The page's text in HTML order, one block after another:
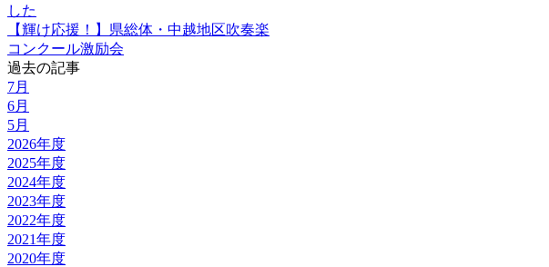
した
【輝け応援！】県総体・中越地区吹奏楽
コンクール激励会
過去の記事
7月
6月
5月
2026年度
2025年度
2024年度
2023年度
2022年度
2021年度
2020年度